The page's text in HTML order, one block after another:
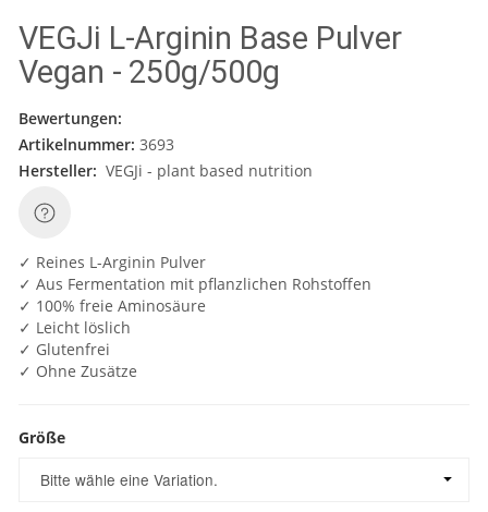
VEGJi L-Arginin Base Pulver
Vegan - 250g/500g
Bewertungen:
Artikelnummer: 3693
Hersteller: VEGJi - plant based nutrition
✓ Reines L-Arginin Pulver
✓ Aus Fermentation mit pflanzlichen Rohstoffen
✓ 100% freie Aminosäure
✓ Leicht löslich
✓ Glutenfrei
✓ Ohne Zusätze
Größe
Bitte wähle eine Variation.